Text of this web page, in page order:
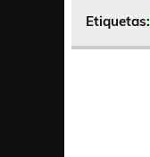
Etiquetas: